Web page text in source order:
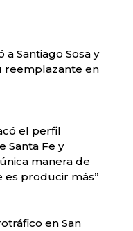
a Santiago Sosa y
reemplazante en
el perfil
Santa Fe y
manera de
es producir más”
en San